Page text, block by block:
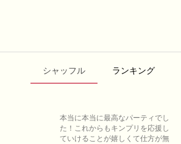
シャッフル ランキング
本当に本当に最高なパーティでし
た！これからもキンプリを応援し
ていけることが嬉しくて仕方が無